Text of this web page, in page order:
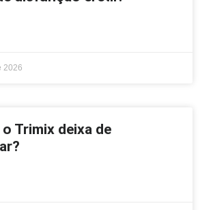
2026
Trimix deixa de